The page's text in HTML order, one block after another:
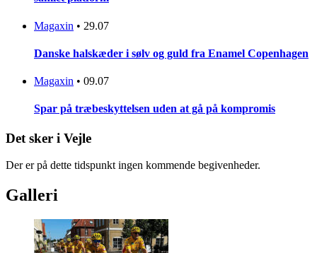
Magaxin • 29.07
Danske halskæder i sølv og guld fra Enamel Copenhagen
Magaxin • 09.07
Spar på træbeskyttelsen uden at gå på kompromis
Det sker i Vejle
Der er på dette tidspunkt ingen kommende begivenheder.
Galleri